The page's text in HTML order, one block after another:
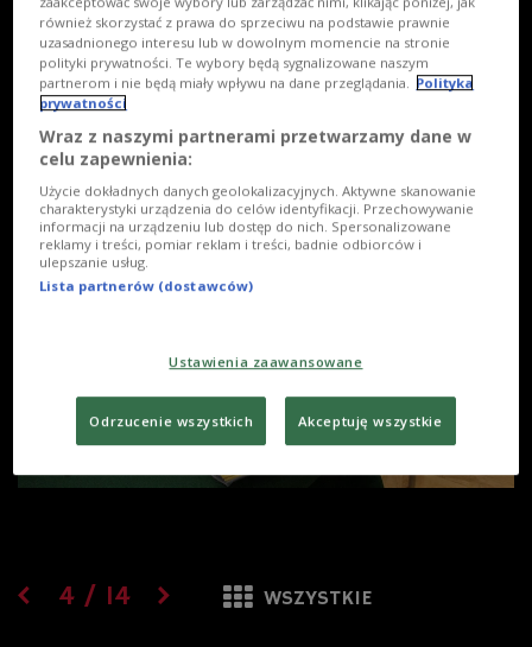
4 / 14 WSZYSTKIE
również skorzystać z prawa do sprzeciwu na podstawie prawnie
uzasadnionego interesu lub w dowolnym momencie na stronie
polityki prywatności. Te wybory będą sygnalizowane naszym
partnerom i nie będą miały wpływu na dane przeglądania. Polityka
prywatności
Wraz z naszymi partnerami przetwarzamy dane w
celu zapewnienia:
Użycie dokładnych danych geolokalizacyjnych. Aktywne skanowanie
charakterystyki urządzenia do celów identyfikacji. Przechowywanie
informacji na urządzeniu lub dostęp do nich. Spersonalizowane
reklamy i treści, pomiar reklam i treści, badnie odbiorców i
ulepszanie usług.
Lista partnerów (dostawców)
Ustawienia zaawansowane
Odrzucenie wszystkich Akceptuję wszystkie